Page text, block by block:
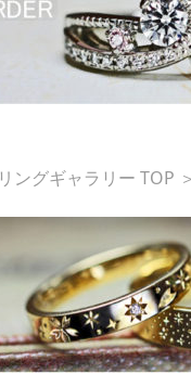
リングギャラリー TOP